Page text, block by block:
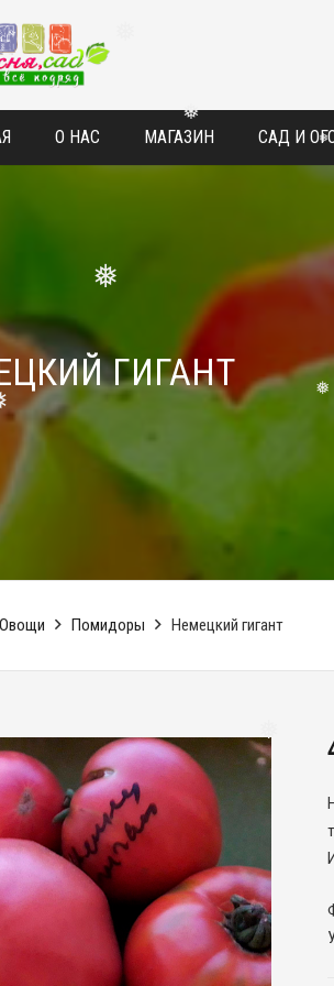
❅
❅
❅
О НАС МАГАЗИН САД И
ГИГАНТ
Овощи Помидоры Немецкий гигант